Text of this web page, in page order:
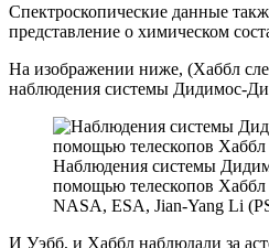
Спектроскопические данные
представление о химическом
На изображении ниже, (Хаббл
наблюдения системы Дидимос-
Наблюдения системы
помощью телескопов
NASA, ESA, Jian-Yang Li
И Уэбб, и Хаббл наблюдали за